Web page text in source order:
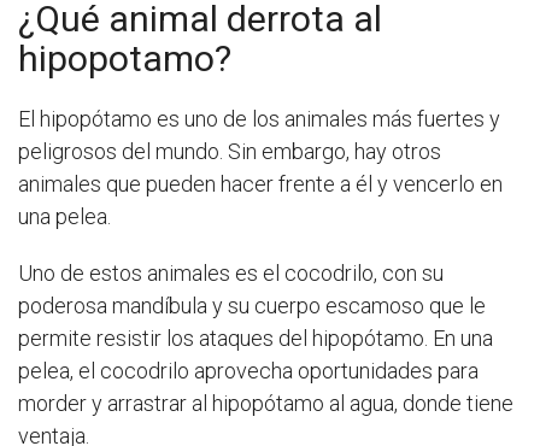
¿Qué animal derrota al
hipopotamo?
El hipopótamo es uno de los animales más fuertes y
peligrosos del mundo. Sin embargo, hay otros
animales que pueden hacer frente a él y vencerlo en
una pelea.
Uno de estos animales es el cocodrilo, con su
poderosa mandíbula y su cuerpo escamoso que le
permite resistir los ataques del hipopótamo. En una
pelea, el cocodrilo aprovecha oportunidades para
morder y arrastrar al hipopótamo al agua, donde tiene
ventaja.